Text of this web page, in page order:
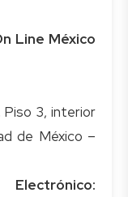
Line México
Piso 3, interior
de México –